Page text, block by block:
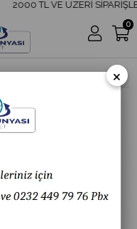
2000 TL VE ÜZERİ
0
×